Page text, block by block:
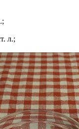
л.;